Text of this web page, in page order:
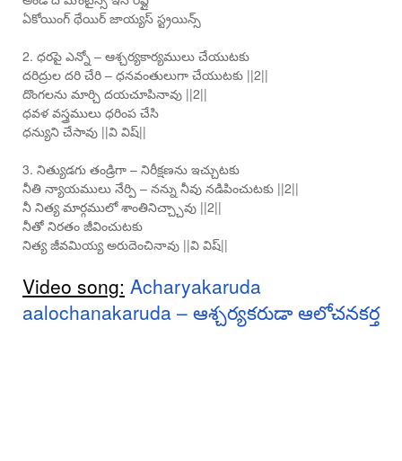
ఏకోయింగ్ థేయిర్ జాయ్యస్ స్ట్రయిన్స్
2. ధరపై ఎన్నో – ఆశ్చర్యకార్యములు చేయుటకు
దరిద్రుల దరి చేరి – ధనవంతులుగా చేయుటకు ||2||
దొంగలను మార్చి దయచూపినావు ||2||
ధవళ వస్త్రములు ధరింప చేసి
ధన్యుని చేసావు ||వి విష్||
3. నిత్యుడగు తండ్రిగా – నిరీక్షణను ఇచ్చుటకు
నీతి న్యాయములు నేర్పి – నన్ను నీవు నడిపించుటకు ||2||
నీ నిత్య మార్గములో శాంతినిచ్చ్చావు ||2||
నీతో నిరతం జీవించుటకు
నిత్య జీవమియ్య అరుదెంచినావు ||వి విష్||
Video song: Acharyakaruda
aalochanakaruda – ఆశ్చర్యకరుడా ఆలోచనకర్త